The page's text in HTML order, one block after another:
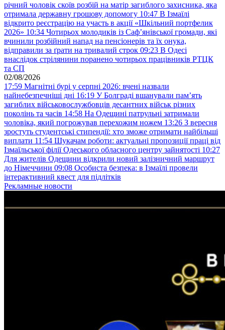
річний чоловік скоїв розбій на матір загиблого захисника, яка
отримала державну грошову допомогу 10:47 В Ізмаїлі
відкрито реєстрацію на участь в акції «Шкільний портфелик
2026» 10:34 Чотирьох молодиків із Саф’янівської громади, які
вчинили розбійний напад на пенсіонерів та їх онука,
відправили за ґрати на тривалий строк 09:23 В Одесі
внаслідок стрілянини поранено чотирьох працівників РТЦК
та СП
02/08/2026
17:59 Магнітні бурі у серпні 2026: вчені назвали
найнебезпечніші дні 16:19 У Болграді вшанували пам’ять
загиблих військовослужбовців десантних військ різних
поколінь та часів 14:58 На Одещині патрульні затримали
чоловіка, який погрожував перехожим ножем 13:26 З вересня
зростуть студентські стипендії: хто зможе отримати найбільші
виплати 11:54 Шукачам роботи: актуальні пропозиції праці від
Ізмаїльської філії Одеського обласного центру зайнятості 10:27
Для жителів Одещини відкрили новий залізничний маршрут
до Німеччини 09:08 Особиста безпека: в Ізмаїлі провели
інтерактивний квест для підлітків
Рекламные новости